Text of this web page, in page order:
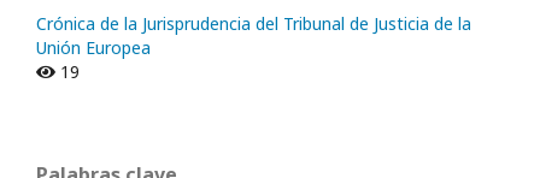
Crónica de la Jurisprudencia del Tribunal de Justicia de la
Unión Europea
19